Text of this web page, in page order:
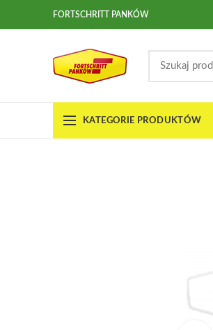
FORTSCHRITT PANKÓW
KATEGORIE PRODUKTÓW